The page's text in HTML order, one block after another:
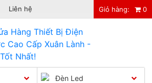
Liên hệ Giỏ hàng: 0
Đèn Led